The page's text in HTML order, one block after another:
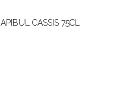
APIBUL CASSIS 75CL